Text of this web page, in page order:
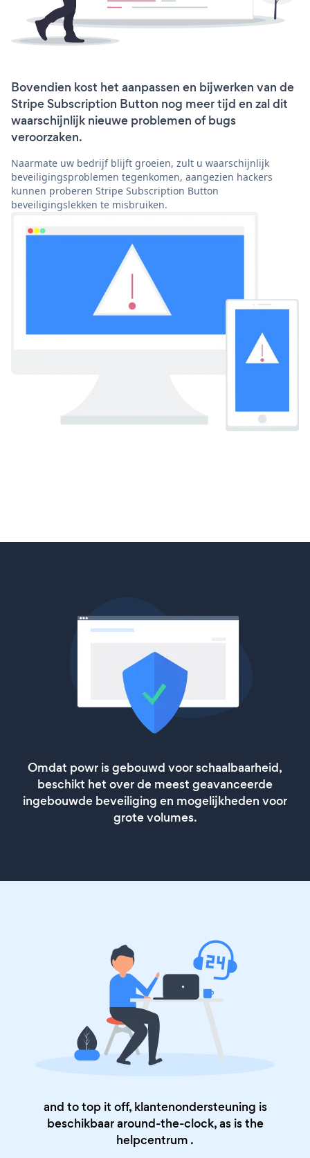
Bovendien kost het aanpassen en bijwerken van de
Stripe Subscription Button nog meer tijd en zal dit
waarschijnlijk nieuwe problemen of bugs
veroorzaken.
Naarmate uw bedrijf blijft groeien, zult u waarschijnlijk
beveiligingsproblemen tegenkomen, aangezien hackers
kunnen proberen Stripe Subscription Button
beveiligingslekken te misbruiken.
Omdat powr is gebouwd voor schaalbaarheid,
beschikt het over de meest geavanceerde
ingebouwde beveiliging en mogelijkheden voor
grote volumes.
and to top it off, klantenondersteuning is
beschikbaar around-the-clock, as is the
helpcentrum .